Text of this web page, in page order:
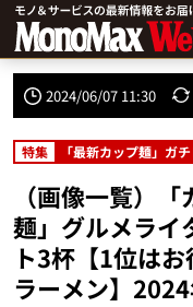
2024/06/07 11:30
特集 「最新カップ麺」ガ
（画像一覧）
麺」グルメライ
ト3杯【1位は
ラーメン】